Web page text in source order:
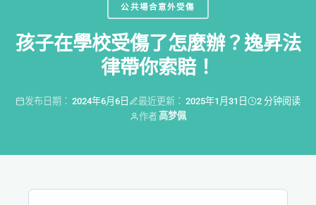
公共場合意外受傷
孩子在學校受傷了怎麼辦？逸昇法
律帶你索賠！
发布日期： 2024年6月6日 最近更新： 2025年1月31日
2 分钟阅读
作者 高梦佩